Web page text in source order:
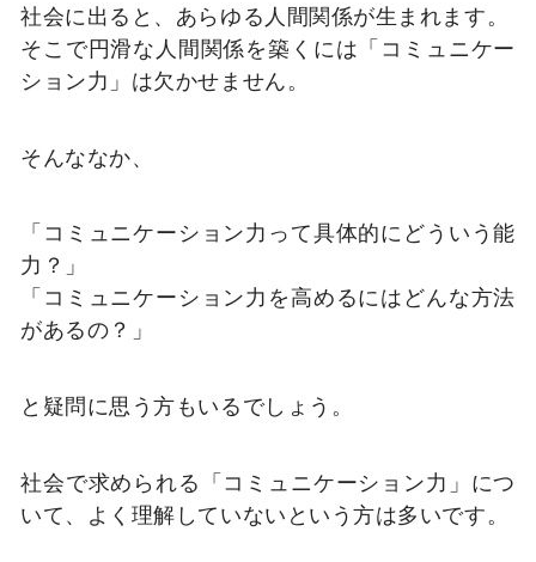
社会に出ると、あらゆる人間関係が生まれます。
そこで円滑な人間関係を築くには「コミュニケー
ション力」は欠かせません。
そんななか、
「コミュニケーション力って具体的にどういう能
力？」
「コミュニケーション力を高めるにはどんな方法
があるの？」
と疑問に思う方もいるでしょう。
社会で求められる「コミュニケーション力」につ
いて、よく理解していないという方は多いです。